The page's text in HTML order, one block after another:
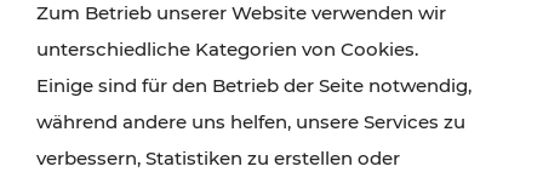
Wanderungen, Kultur und Gastronomie,
Radtouren oder purer Naturgenuss – viele
Attraktionen sind mit den Ticket- und Fahrplan-
Angeboten des VOR gut und schnell erreichbar.
Zum Betrieb unserer Website verwenden wir
unterschiedliche Kategorien von Cookies.
Einige sind für den Betrieb der Seite notwendig,
während andere uns helfen, unsere Services zu
verbessern, Statistiken zu erstellen oder